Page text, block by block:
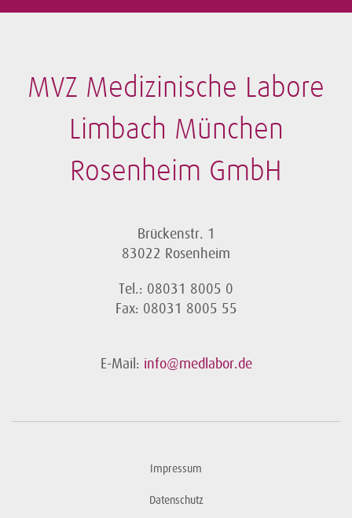
MVZ Medizinische Labore
Limbach München
Rosenheim GmbH
Brückenstr. 1
83022 Rosenheim
Tel.: 08031 8005 0
Fax: 08031 8005 55
E-Mail: info@medlabor.de
Impressum
Datenschutz